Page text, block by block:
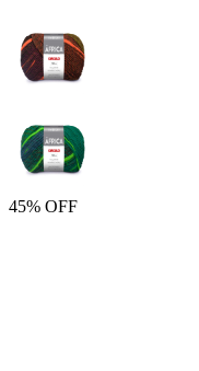
45% OFF